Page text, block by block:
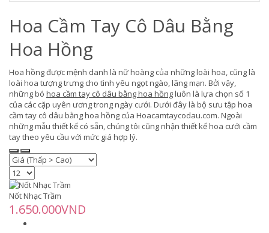
Hoa Cầm Tay Cô Dâu Bằng
Hoa Hồng
Hoa hồng được mệnh danh là nữ hoàng của những loài hoa, cũng là
loài hoa tượng trưng cho tình yêu ngọt ngào, lãng mạn. Bởi vậy,
những bó hoa cầm tay cô dâu bằng hoa hồngluôn là lựa chọn số 1
của các cặp uyên ương trong ngày cưới. Dưới đây là bộ sưu tập hoa
cầm tay cô dâu bằng hoa hồng của Hoacamtaycodau.com. Ngoài
những mẫu thiết kế có sẵn, chúng tôi cũng nhận thiết kế hoa cưới cầm
tay theo yêu cầu với mức giá hợp lý.
Nốt Nhạc Trầm
1.650.000VND